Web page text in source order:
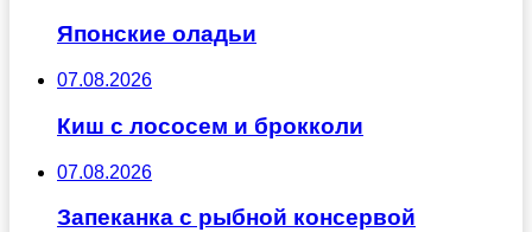
Японские оладьи
07.08.2026
Киш с лососем и брокколи
07.08.2026
Запеканка с рыбной консервой